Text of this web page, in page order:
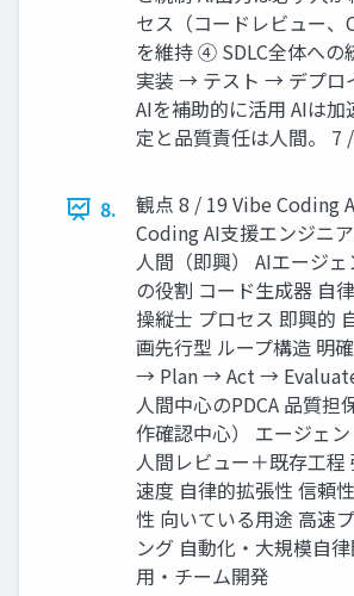
セス（コードレビュー、
を維持 ④ SDLC全体へ
実装 → テスト → デプロ
AIを補助的に活用 AIは
定と品質責任は人間。 7
8.
観点 8 / 19 Vibe Coding
Coding AI支援エンジニ
人間（即興） AIエージェ
の役割 コード生成器 自
操縦士 プロセス 即興的
画先行型 ループ構造 明
→ Plan → Act →
人間中心のPDCA 品質担
作確認中心） エージェ
人間レビュー＋既存工程
速度 自律的拡張性 信頼
性 向いている用途 高速
ング 自動化・大規模自
用・チーム開発